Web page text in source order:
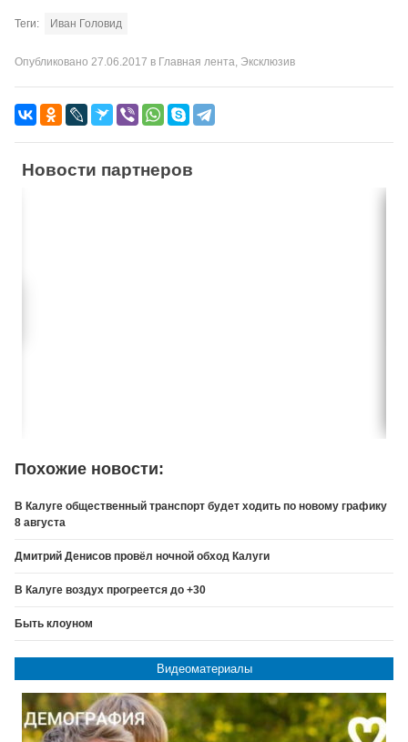
Теги: Иван Головид
Опубликовано 27.06.2017 в Главная лента, Эксклюзив
Новости партнеров
Похожие новости:
В Калуге общественный транспорт будет ходить по новому графику
8 августа
Дмитрий Денисов провёл ночной обход Калуги
В Калуге воздух прогреется до +30
Быть клоуном
Видеоматериалы